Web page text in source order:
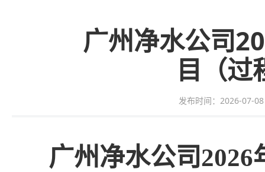
广州净水公司
目（过
发布时间：2026-07-
广州净水公司2026